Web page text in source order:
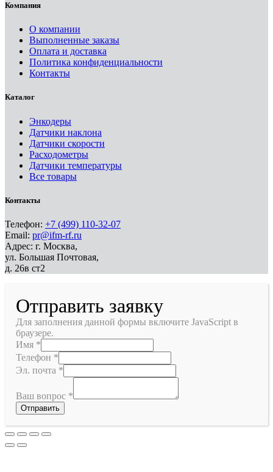
Компания
О компании
Выполненные заказы
Оплата и доставка
Политика конфиденциальности
Контакты
Каталог
Энкодеры
Датчики наклона
Датчики скорости
Расходометры
Датчики температуры
Все товары
Контакты
Телефон: +7 (499) 110-32-07
Email: pr@ifm-rf.ru
Адрес: г. Москва,
ул. Большая Почтовая,
д. 26в ст2
Отправить заявку
Для заполнения данной формы включите JavaScript в
браузере.
Имя *
Телефон *
Эл. почта *
Ваш вопрос *
Отправить